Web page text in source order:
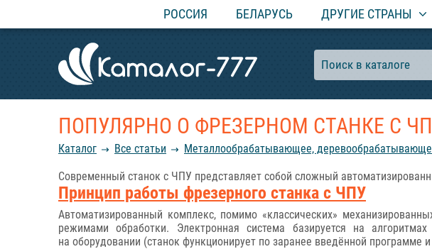
РОССИЯ БЕЛАРУСЬ ДРУГИЕ СТРАНЫ
ПОПУЛЯРНО О ФРЕЗЕРНОМ СТАНКЕ С
Каталог Все статьи Металлообрабатывающее,
Современный станок с ЧПУ представляет собой сложный
Принцип работы фрезерного станка с ЧПУ
Автоматизированный комплекс, помимо «классических»
режимами обработки. Электронная система базируется на
на оборудовании (станок функционирует по заранее введённой программе